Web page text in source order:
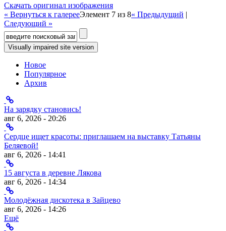
Скачать оригинал изображения
« Вернуться к галерееЭлемент 7 из 8« Предыдущий |
Следующий »
Форма поиска
Новое
Популярное
Архив
На зарядку становись!
авг 6, 2026 - 20:26
Сердце ищет красоты: приглашаем на выставку Татьяны
Беляевой!
авг 6, 2026 - 14:41
15 августа в деревне Лякова
авг 6, 2026 - 14:34
Молодёжная дискотека в Зайцево
авг 6, 2026 - 14:26
Ещё